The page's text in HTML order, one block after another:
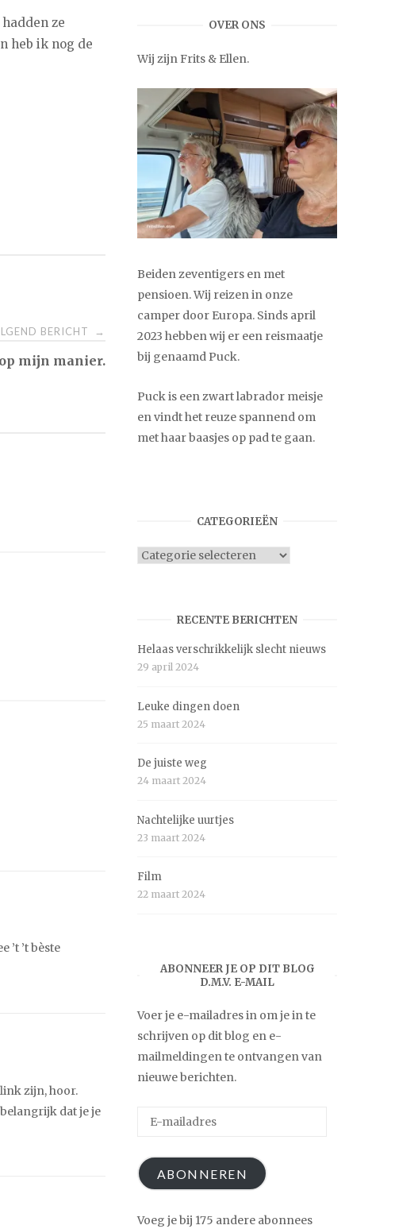
ze
heb ik nog de
BERICHT →
mijn manier.
’t ’t bèste
zijn, hoor.
dat je je
OVER ONS
Wij zijn Frits & Ellen.
Beiden zeventigers en met
pensioen. Wij reizen in onze
camper door Europa. Sinds april
2023 hebben wij er een reismaatje
bij genaamd Puck.
Puck is een zwart labrador meisje
en vindt het reuze spannend om
met haar baasjes op pad te gaan.
CATEGORIEËN
Categorieën
RECENTE BERICHTEN
Helaas verschrikkelijk slecht nieuws
29 april 2024
Leuke dingen doen
25 maart 2024
De juiste weg
24 maart 2024
Nachtelijke uurtjes
23 maart 2024
Film
22 maart 2024
ABONNEER JE OP DIT BLOG
D.M.V. E-MAIL
Voer je e-mailadres in om je in te
schrijven op dit blog en e-
mailmeldingen te ontvangen van
nieuwe berichten.
ABONNEREN
Voeg je bij 175 andere abonnees